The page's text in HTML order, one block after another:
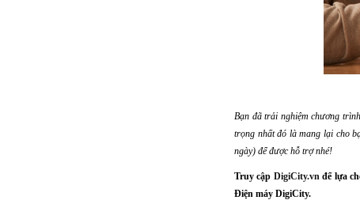
Bạn đã trải nghiệm chương
trọng nhất đó là mang lại cho
ngày) để được hỗ trợ nhé!
Truy cập DigiCity.vn để lựa
Điện máy DigiCity.